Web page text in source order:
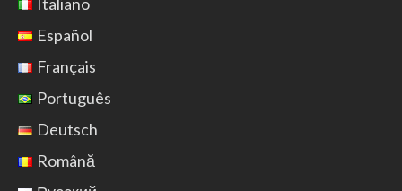
Español
Français
Português
Deutsch
Română